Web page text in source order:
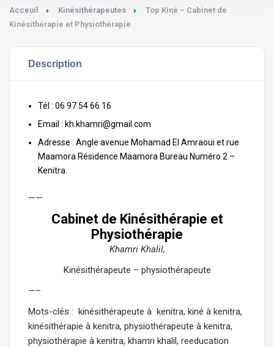
Acceuil Kinésithérapeutes
Top Kiné – Cabinet de
Kinésithérapie et Physiothérapie
Description
Tél : 06 97 54 66 16
Email : kh.khamri@gmail.com
Adresse : Angle avenue Mohamad El Amraoui et rue
Maamora Résidence Maamora Bureau Numéro 2 –
Kenitra.
——
Cabinet de Kinésithérapie et
Physiothérapie
Khamri Khalil,
Kinésithérapeute – physiothérapeute
—–
Mots-clés : kinésithérapeute à kenitra, kiné à kenitra,
kinésithérapie à kenitra, physiothérapeute à kenitra,
physiothérapie à kenitra, khamri khalil, reeducation